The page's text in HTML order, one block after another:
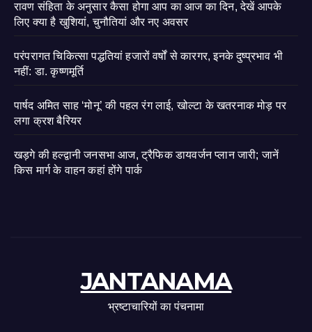
रावण संहिता के अनुसार कैसा होगा आप का आज का दिन, देखें आपके
लिए क्या है खुशियां, चुनौतियां और नए अवसर
परंपरागत चिकित्सा पद्धतियां हजारों वर्षों से कारगर, इनके दुष्प्रभाव भी
नहीं: डा. कृष्णमूर्ति
पार्षद अमित साह ‘मोनू’ की पहल रंग लाई, खोल्टा के खतरनाक मोड़ पर
लगा क्रश बैरियर
खड़गे की हल्द्वानी जनसभा आज, ट्रैफिक डायवर्जन प्लान जारी; जानें
किस मार्ग के वाहन कहां होंगे पार्क
JANTANAMA
भ्रष्टाचारियों का पंचनामा